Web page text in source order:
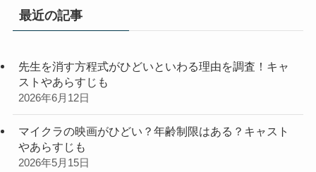
リ
最近の記事
先生を消す方程式がひどいといわる理由を調査！キャ
ストやあらすじも
2026年6月12日
マイクラの映画がひどい？年齢制限はある？キャスト
やあらすじも
2026年5月15日